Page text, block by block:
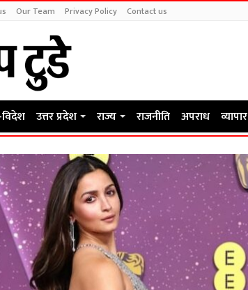
Our Team Privacy Policy Contact us
उत्तर प्रदेश राज्य राजनीति अपराध व्यापार